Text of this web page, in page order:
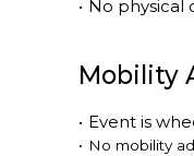
• No physical
Mobility
• Event is
• No mobility